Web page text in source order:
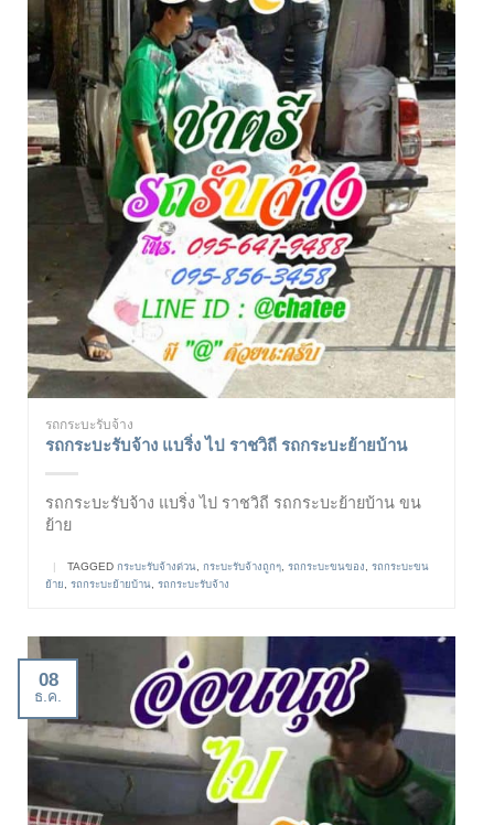
รถกระบะรับจ้าง
รถกระบะรับจ้าง แบริ่ง ไป ราชวิถี รถกระบะย้ายบ้าน
รถกระบะรับจ้าง แบริ่ง ไป ราชวิถี รถกระบะย้ายบ้าน ขน
ย้าย
| TAGGED กระบะรับจ้างด่วน กระบะรับจ้างถูกๆ รถกระบะขนของ
รถกระบะขน
ย้าย
รถกระบะย้ายบ้าน รถกระบะรับจ้าง
08
ธ.ค.